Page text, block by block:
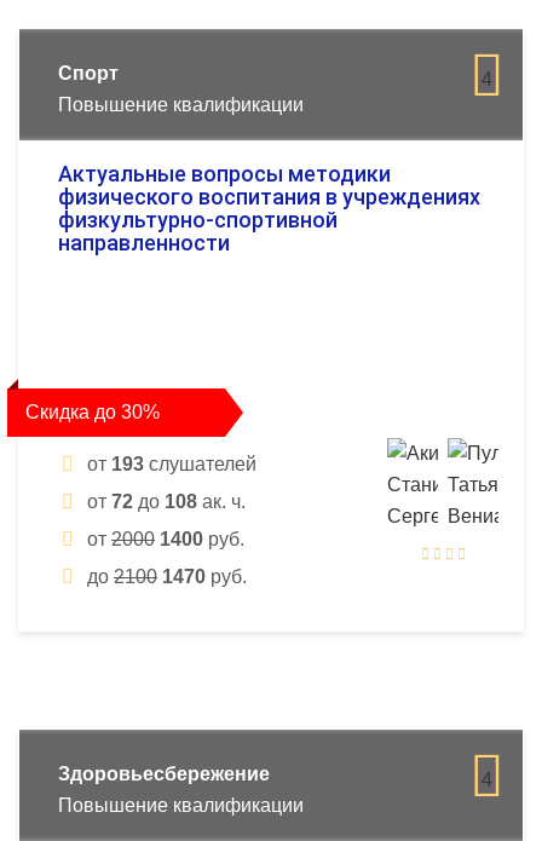
4
Спорт
Повышение квалификации
Актуальные вопросы методики
физического воспитания в учреждениях
физкультурно-спортивной
направленности
Скидка до 30%
от 193 слушателей
от 72 до 108 ак. ч.
от 2000 1400 руб.
до 2100 1470 руб.
4
Здоровьесбережение
Повышение квалификации